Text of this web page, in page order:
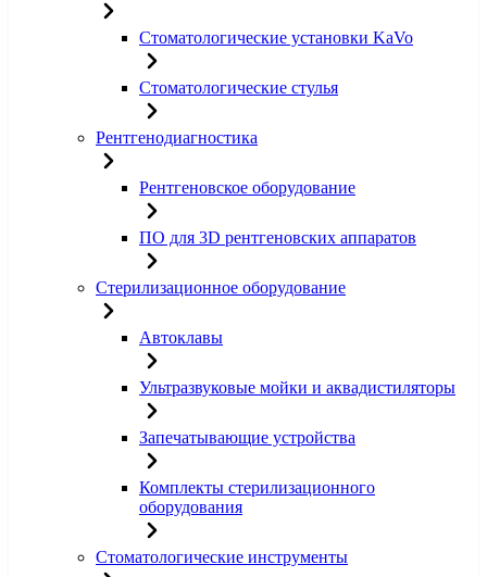
Стоматологические установки KaVo
Стоматологические стулья
Рентгенодиагностика
Рентгеновское оборудование
ПО для 3D рентгеновских аппаратов
Стерилизационное оборудование
Автоклавы
Ультразвуковые мойки и аквадистиляторы
Запечатывающие устройства
Комплекты стерилизационного
оборудования
Стоматологические инструменты